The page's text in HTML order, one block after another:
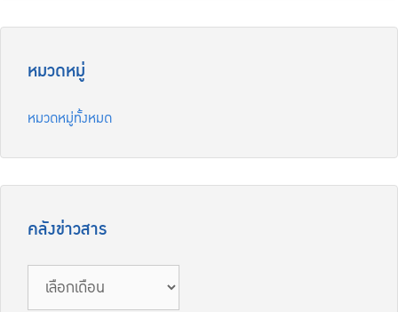
หมวดหมู่
หมวดหมู่ทั้งหมด
คลังข่าวสาร
ข่าวสาร